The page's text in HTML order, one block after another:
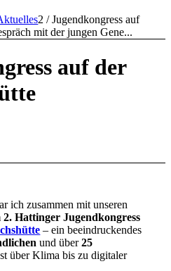
2 / Jugendkongress auf
mit der jungen Gene...
auf der
ich zusammen mit unseren
2. Hattinger Jugendkongress
– ein beeindruckendes
und über25
über Klima bis zu digitaler